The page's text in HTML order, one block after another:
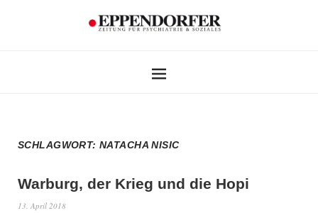
SCHLAGWORT:NATACHA NISIC
Warburg, der Krieg und die Hopi
13. April 2018